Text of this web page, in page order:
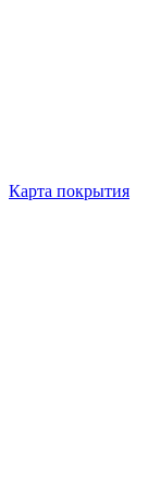
Карта покрытия